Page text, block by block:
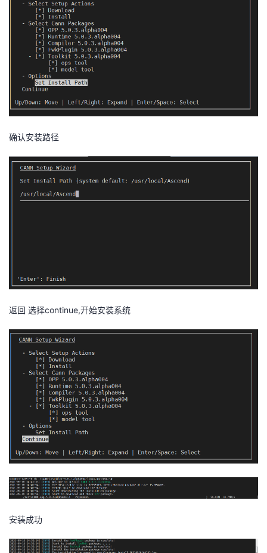
确认安装路径
返回 选择continue,开始安装系统
安装成功